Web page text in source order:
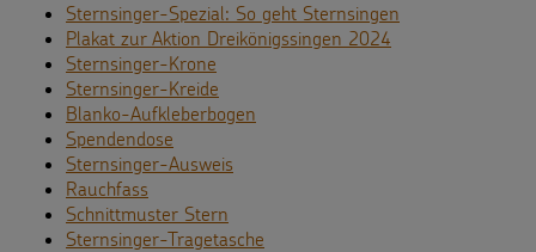
Sternsinger-Spezial: So geht Sternsingen
Plakat zur Aktion Dreikönigssingen 2024
Sternsinger-Krone
Sternsinger-Kreide
Blanko-Aufkleberbogen
Spendendose
Sternsinger-Ausweis
Rauchfass
Schnittmuster Stern
Sternsinger-Tragetasche